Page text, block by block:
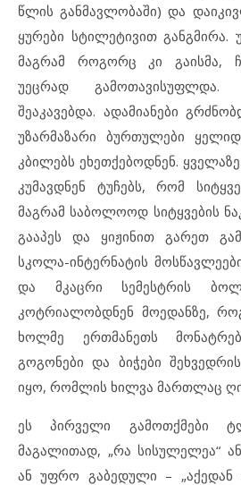
წლის განმავლობაში) და
ყურები სტილეტივით განგმირა.
მაგრამ როგორც კი გაისმა,
უეცრად
შეაკავებდა. ადამიანები
უზარმაზარი ბურთულები
კბილებს ეხეთქებოდნენ.
კუმავდნენ ტუჩებს, რომ
მაგრამ საბოლოოდ სიტყვების
გააპეს და ყიჟინით გარეთ
სკოლა-ინტერნატის
და მკაცრი სემესტრის
კოტრიალობდნენ მოედანზე,
ხოლმე ერთმანეთს
გოგონები და ბიჭები
იყო, რომლის ხილვა მართლაც
ეს პირველი გამოთქმები
მაგალითად, „რა სისულელეა“
ან უფრო გაბედული – „აქედან